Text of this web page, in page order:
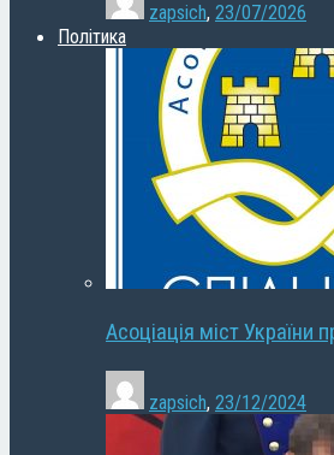
zapsich, 23/07/2026
Політика
Асоціація міст України
zapsich, 23/12/2024